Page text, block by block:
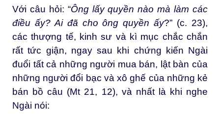
Với câu hỏi: “Ông lấy quyền nào mà làm các
điều ấy? Ai đã cho ông quyền ấy?” (c. 23),
các thượng tế, kinh sư và kì mục chắc chắn
rất tức giận, ngay sau khi chứng kiến Ngài
đuổi tất cả những người mua bán, lật bàn của
những người đổi bạc và xô ghế của những kẻ
bán bồ câu (Mt 21, 12), và nhất là khi nghe
Ngài nói: